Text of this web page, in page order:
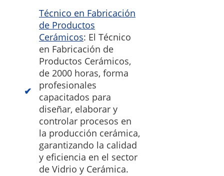
Técnico en Fabricación
de Productos
Cerámicos: El Técnico
en Fabricación de
Productos Cerámicos,
de 2000 horas, forma
profesionales
capacitados para
diseñar, elaborar y
controlar procesos en
la producción cerámica,
garantizando la calidad
y eficiencia en el sector
de Vidrio y Cerámica.